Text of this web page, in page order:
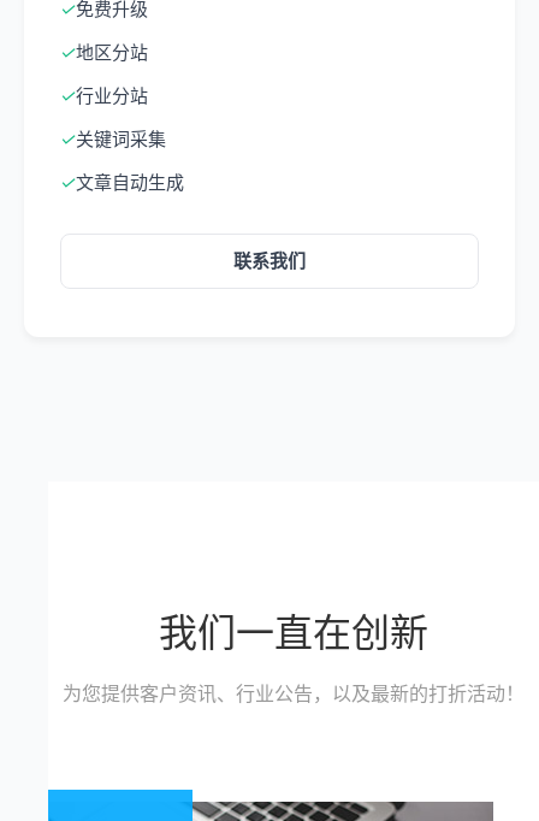
✓免费升级
✓地区分站
✓行业分站
✓关键词采集
✓文章自动生成
联系我们
我们一直在创新
为您提供客户资讯、行业公告，以及最新的打折活动！